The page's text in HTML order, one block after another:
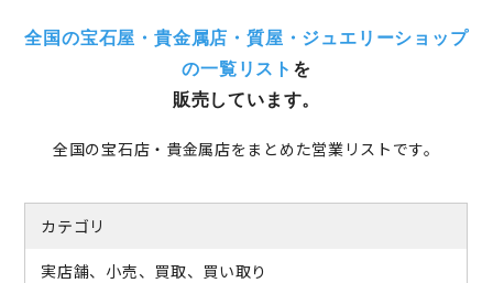
全国の宝石屋・貴金属店・質屋・ジュエリーショップ
の一覧リスト を
販売しています。
全国の宝石店・貴金属店をまとめた営業リストです。
カテゴリ
実店舗、小売、買取、買い取り